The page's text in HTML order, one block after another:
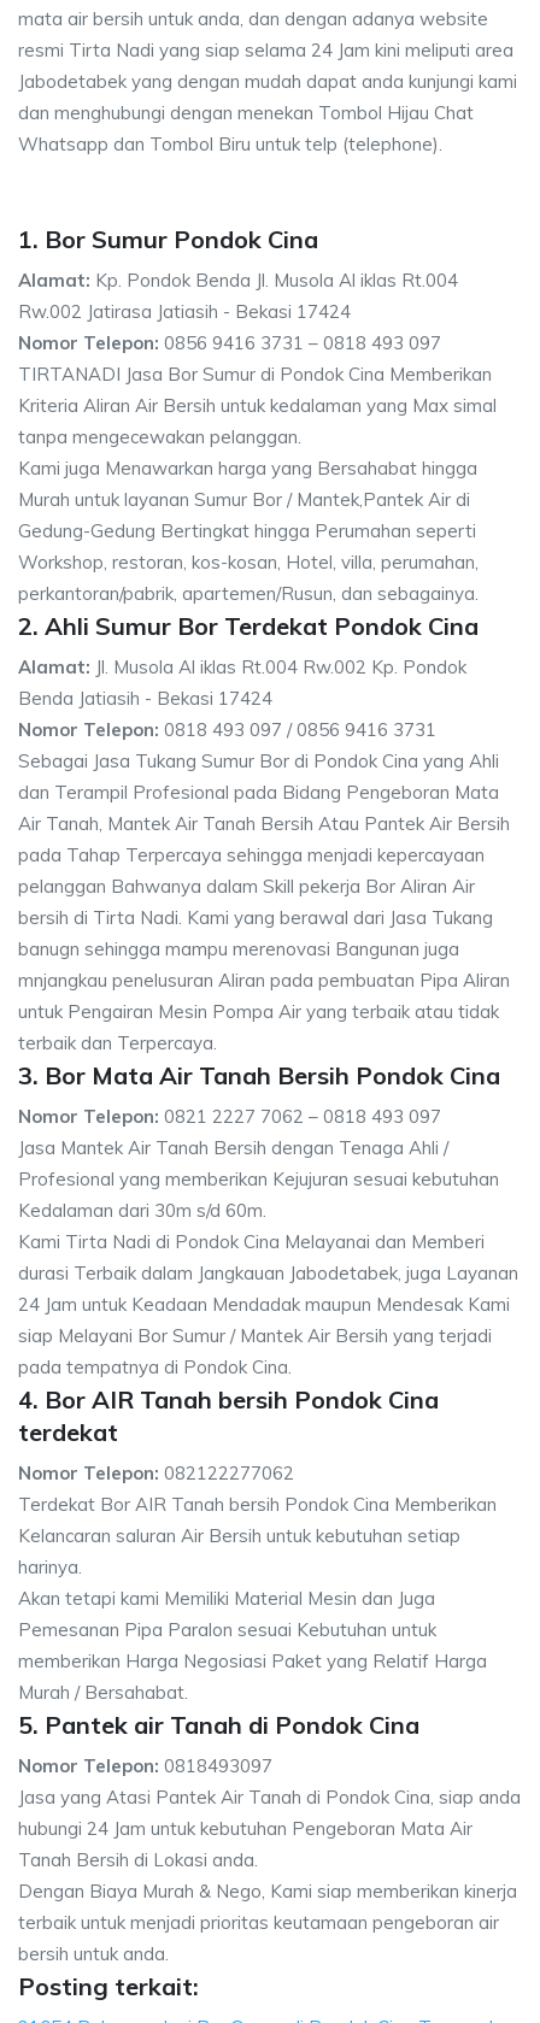
mata air bersih untuk anda, dan dengan adanya website
resmi Tirta Nadi yang siap selama 24 Jam kini meliputi area
Jabodetabek yang dengan mudah dapat anda kunjungi kami
dan menghubungi dengan menekan Tombol Hijau Chat
Whatsapp dan Tombol Biru untuk telp (telephone).
1. Bor Sumur Pondok Cina
Alamat: Kp. Pondok Benda Jl. Musola Al iklas Rt.004
Rw.002 Jatirasa Jatiasih - Bekasi 17424
Nomor Telepon: 0856 9416 3731 – 0818 493 097
TIRTANADI Jasa Bor Sumur di Pondok Cina Memberikan
Kriteria Aliran Air Bersih untuk kedalaman yang Max simal
tanpa mengecewakan pelanggan.
Kami juga Menawarkan harga yang Bersahabat hingga
Murah untuk layanan Sumur Bor / Mantek,Pantek Air di
Gedung-Gedung Bertingkat hingga Perumahan seperti
Workshop, restoran, kos-kosan, Hotel, villa, perumahan,
perkantoran/pabrik, apartemen/Rusun, dan sebagainya.
2. Ahli Sumur Bor Terdekat Pondok Cina
Alamat: Jl. Musola Al iklas Rt.004 Rw.002 Kp. Pondok
Benda Jatiasih - Bekasi 17424
Nomor Telepon: 0818 493 097 / 0856 9416 3731
Sebagai Jasa Tukang Sumur Bor di Pondok Cina yang Ahli
dan Terampil Profesional pada Bidang Pengeboran Mata
Air Tanah, Mantek Air Tanah Bersih Atau Pantek Air Bersih
pada Tahap Terpercaya sehingga menjadi kepercayaan
pelanggan Bahwanya dalam Skill pekerja Bor Aliran Air
bersih di Tirta Nadi. Kami yang berawal dari Jasa Tukang
banugn sehingga mampu merenovasi Bangunan juga
mnjangkau penelusuran Aliran pada pembuatan Pipa Aliran
untuk Pengairan Mesin Pompa Air yang terbaik atau tidak
terbaik dan Terpercaya.
3. Bor Mata Air Tanah Bersih Pondok Cina
Nomor Telepon: 0821 2227 7062 – 0818 493 097
Jasa Mantek Air Tanah Bersih dengan Tenaga Ahli /
Profesional yang memberikan Kejujuran sesuai kebutuhan
Kedalaman dari 30m s/d 60m.
Kami Tirta Nadi di Pondok Cina Melayanai dan Memberi
durasi Terbaik dalam Jangkauan Jabodetabek, juga Layanan
24 Jam untuk Keadaan Mendadak maupun Mendesak Kami
siap Melayani Bor Sumur / Mantek Air Bersih yang terjadi
pada tempatnya di Pondok Cina.
4. Bor AIR Tanah bersih Pondok Cina
terdekat
Nomor Telepon: 082122277062
Terdekat Bor AIR Tanah bersih Pondok Cina Memberikan
Kelancaran saluran Air Bersih untuk kebutuhan setiap
harinya.
Akan tetapi kami Memiliki Material Mesin dan Juga
Pemesanan Pipa Paralon sesuai Kebutuhan untuk
memberikan Harga Negosiasi Paket yang Relatif Harga
Murah / Bersahabat.
5. Pantek air Tanah di Pondok Cina
Nomor Telepon: 0818493097
Jasa yang Atasi Pantek Air Tanah di Pondok Cina, siap anda
hubungi 24 Jam untuk kebutuhan Pengeboran Mata Air
Tanah Bersih di Lokasi anda.
Dengan Biaya Murah & Nego, Kami siap memberikan kinerja
terbaik untuk menjadi prioritas keutamaan pengeboran air
bersih untuk anda.
Posting terkait: